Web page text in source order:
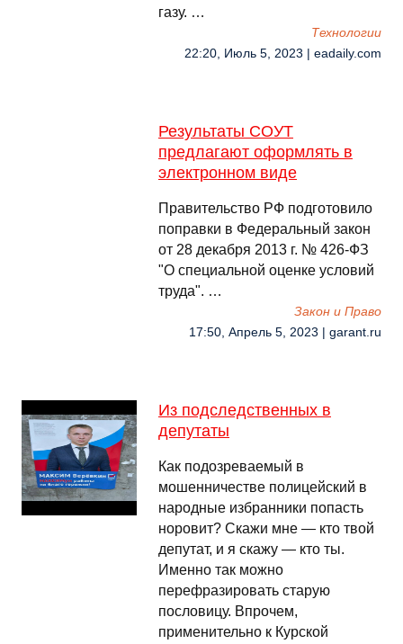
газу. …
Технологии
22:20, Июль 5, 2023 | eadaily.com
Результаты СОУТ
предлагают оформлять в
электронном виде
Правительство РФ подготовило
поправки в Федеральный закон
от 28 декабря 2013 г. № 426-ФЗ
"О специальной оценке условий
труда". …
Закон и Право
17:50, Апрель 5, 2023 | garant.ru
Из подследственных в
депутаты
Как подозреваемый в
мошенничестве полицейский в
народные избранники попасть
норовит? Скажи мне — кто твой
депутат, и я скажу — кто ты.
Именно так можно
перефразировать старую
пословицу. Впрочем,
применительно к Курской